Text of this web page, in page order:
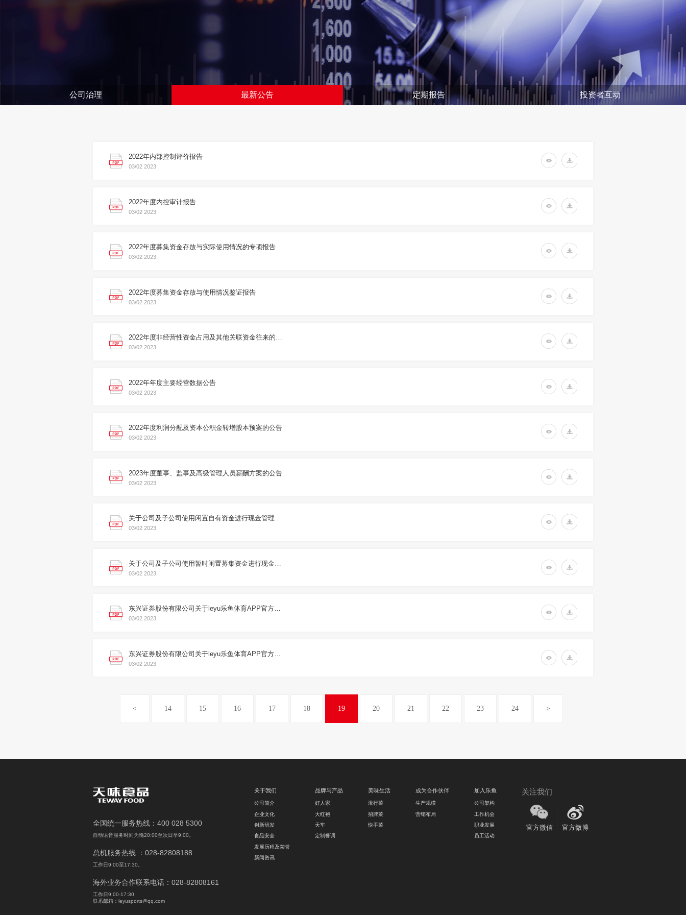
公司治理 最新公告 定期报告 投资者互动
2022年内部控制评价报告
03/02 2023
2022年度内控审计报告
03/02 2023
2022年度募集资金存放与实际使用情况的专项报告
03/02 2023
2022年度募集资金存放与使用情况鉴证报告
03/02 2023
2022年度非经营性资金占用及其他关联资金往来的专项说明
03/02 2023
2022年年度主要经营数据公告
03/02 2023
2022年度利润分配及资本公积金转增股本预案的公告
03/02 2023
2023年度董事、监事及高级管理人员薪酬方案的公告
03/02 2023
关于公司及子公司使用闲置自有资金进行现金管理的公告
03/02 2023
03/02 2023
东兴证券股份有限公司关于leyu乐鱼体育APP官方网站2022年度募集资金存放与使用情况的专项核查意见
03/02 2023
03/02 2023
< 14 15 16 17 18 19 20 21 22 23 24 >
全国统一服务热线：400 028 5300
自动语音服务时间为晚20:00至次日早9:00。
总机服务热线 ：028-82808188
工作日9:00至17:30。
海外业务合作联系电话：028-82808161
工作日9:00-17:30
联系邮箱：leyusports@qq.com
关注我们
官方微信 官方微博
关于我们
公司简介
企业文化
创新研发
食品安全
发展历程及荣誉
新闻资讯
品牌与产品
好人家
大红袍
天车
定制餐调
美味生活
流行菜
招牌菜
快手菜
成为合作伙伴
生产规模
营销布局
加入乐鱼
公司架构
工作机会
职业发展
员工活动